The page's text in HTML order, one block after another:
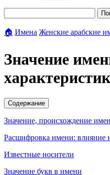
🏠 Имена Женские арабские
Значение
Содержание
Значение, происхождение
Расшифровка имени: влияние
Известные носители
Значение букв в имени